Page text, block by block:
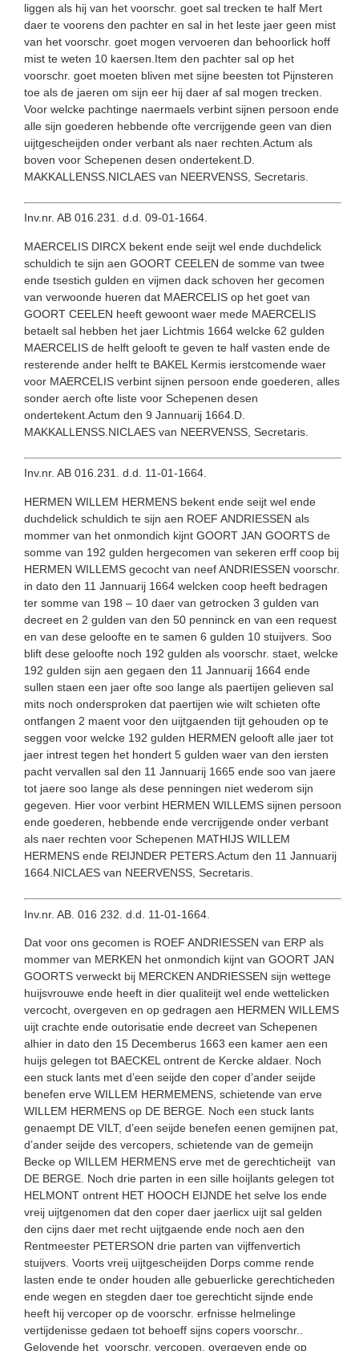
liggen als hij van het voorschr. goet sal trecken te half Mert
daer te voorens den pachter en sal in het leste jaer geen mist
van het voorschr. goet mogen vervoeren dan behoorlick hoff
mist te weten 10 kaersen.Item den pachter sal op het
voorschr. goet moeten bliven met sijne beesten tot Pijnsteren
toe als de jaeren om sijn eer hij daer af sal mogen trecken.
Voor welcke pachtinge naermaels verbint sijnen persoon ende
alle sijn goederen hebbende ofte vercrijgende geen van dien
uijtgescheijden onder verbant als naer rechten.Actum als
boven voor Schepenen desen ondertekent.D.
MAKKALLENSS.NICLAES van NEERVENSS, Secretaris.
Inv.nr. AB 016.231. d.d. 09-01-1664.
MAERCELIS DIRCX bekent ende seijt wel ende duchdelick
schuldich te sijn aen GOORT CEELEN de somme van twee
ende tsestich gulden en vijmen dack schoven her gecomen
van verwoonde hueren dat MAERCELIS op het goet van
GOORT CEELEN heeft gewoont waer mede MAERCELIS
betaelt sal hebben het jaer Lichtmis 1664 welcke 62 gulden
MAERCELIS de helft gelooft te geven te half vasten ende de
resterende ander helft te BAKEL Kermis ierstcomende waer
voor MAERCELIS verbint sijnen persoon ende goederen, alles
sonder aerch ofte liste voor Schepenen desen
ondertekent.Actum den 9 Jannuarij 1664.D.
MAKKALLENSS.NICLAES van NEERVENSS, Secretaris.
Inv.nr. AB 016.231. d.d. 11-01-1664.
HERMEN WILLEM HERMENS bekent ende seijt wel ende
duchdelick schuldich te sijn aen ROEF ANDRIESSEN als
mommer van het onmondich kijnt GOORT JAN GOORTS de
somme van 192 gulden hergecomen van sekeren erff coop bij
HERMEN WILLEMS gecocht van neef ANDRIESSEN voorschr.
in dato den 11 Jannuarij 1664 welcken coop heeft bedragen
ter somme van 198 – 10 daer van getrocken 3 gulden van
decreet en 2 gulden van den 50 penninck en van een request
en van dese geloofte en te samen 6 gulden 10 stuijvers. Soo
blift dese geloofte noch 192 gulden als voorschr. staet, welcke
192 gulden sijn aen gegaen den 11 Jannuarij 1664 ende
sullen staen een jaer ofte soo lange als paertijen gelieven sal
mits noch ondersproken dat paertijen wie wilt schieten ofte
ontfangen 2 maent voor den uijtgaenden tijt gehouden op te
seggen voor welcke 192 gulden HERMEN gelooft alle jaer tot
jaer intrest tegen het hondert 5 gulden waer van den iersten
pacht vervallen sal den 11 Jannuarij 1665 ende soo van jaere
tot jaere soo lange als dese penningen niet wederom sijn
gegeven. Hier voor verbint HERMEN WILLEMS sijnen persoon
ende goederen, hebbende ende vercrijgende onder verbant
als naer rechten voor Schepenen MATHIJS WILLEM
HERMENS ende REIJNDER PETERS.Actum den 11 Jannuarij
1664.NICLAES van NEERVENSS, Secretaris.
Inv.nr. AB. 016 232. d.d. 11-01-1664.
Dat voor ons gecomen is ROEF ANDRIESSEN van ERP als
mommer van MERKEN het onmondich kijnt van GOORT JAN
GOORTS verweckt bij MERCKEN ANDRIESSEN sijn wettege
huijsvrouwe ende heeft in dier qualiteijt wel ende wettelicken
vercocht, overgeven en op gedragen aen HERMEN WILLEMS
uijt crachte ende outorisatie ende decreet van Schepenen
alhier in dato den 15 Decemberus 1663 een kamer aen een
huijs gelegen tot BAECKEL ontrent de Kercke aldaer. Noch
een stuck lants met d’een seijde den coper d’ander seijde
benefen erve WILLEM HERMEMENS, schietende van erve
WILLEM HERMENS op DE BERGE. Noch een stuck lants
genaempt DE VILT, d’een seijde benefen eenen gemijnen pat,
d’ander seijde des vercopers, schietende van de gemeijn
Becke op WILLEM HERMENS erve met de gerechticheijt van
DE BERGE. Noch drie parten in een sille hoijlants gelegen tot
HELMONT ontrent HET HOOCH EIJNDE het selve los ende
vreij uijtgenomen dat den coper daer jaerlicx uijt sal gelden
den cijns daer met recht uijtgaende ende noch aen den
Rentmeester PETERSON drie parten van vijffenvertich
stuijvers. Voorts vreij uijtgescheijden Dorps comme rende
lasten ende te onder houden alle gebuerlicke gerechticheden
ende wegen en stegden daer toe gerechticht sijnde ende
heeft hij vercoper op de voorschr. erfnisse helmelinge
vertijdenisse gedaen tot behoeff sijns copers voorschr..
Gelovende het voorschr. vercopen, overgeven ende op